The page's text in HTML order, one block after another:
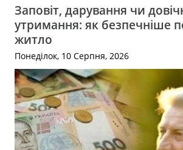
Заповіт, дарування чи
утримання: як безпечніше
житло
Понеділок, 10 Серпня, 2026